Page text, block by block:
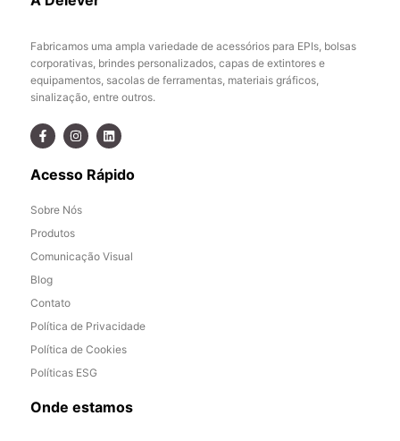
Fabricamos uma ampla variedade de acessórios para EPIs, bolsas
corporativas, brindes personalizados, capas de extintores e
equipamentos, sacolas de ferramentas, materiais gráficos,
sinalização, entre outros.
Acesso Rápido
Sobre Nós
Produtos
Comunicação Visual
Blog
Contato
Política de Privacidade
Política de Cookies
Políticas ESG
Onde estamos